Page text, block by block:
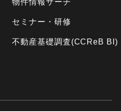
物件情報サーチ
セミナー・研修
不動産基礎調査(CCReB BI)